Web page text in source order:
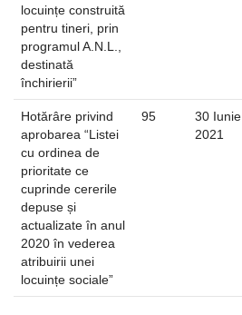
locuințe construită
pentru tineri, prin
programul A.N.L.,
destinată
închirierii”
Hotărâre privind
aprobarea “Listei
cu ordinea de
prioritate ce
cuprinde cererile
depuse și
actualizate în anul
2020 în vederea
atribuirii unei
locuințe sociale”
95
30 Iunie
2021